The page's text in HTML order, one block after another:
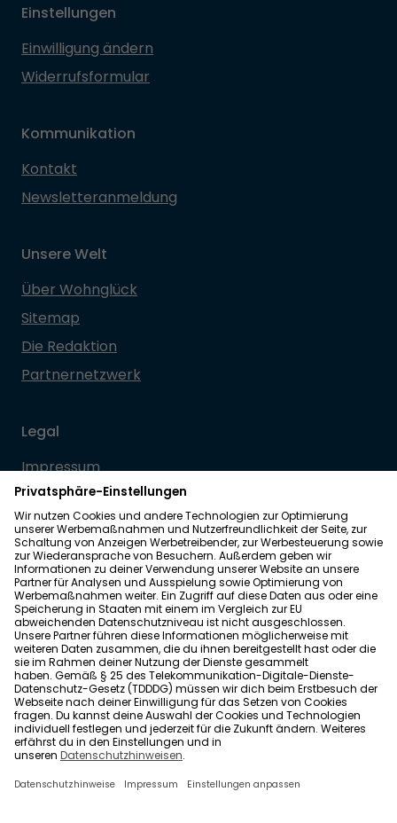
Einstellungen
Einwilligung ändern
Widerrufsformular
Kommunikation
Kontakt
Newsletteranmeldung
Unsere Welt
Über Wohnglück
Sitemap
Die Redaktion
Partnernetzwerk
Legal
Impressum
Datenschutz
Allgemeine Geschäftsbedingungen
Barrierefreiheit
Wohnglück folgen